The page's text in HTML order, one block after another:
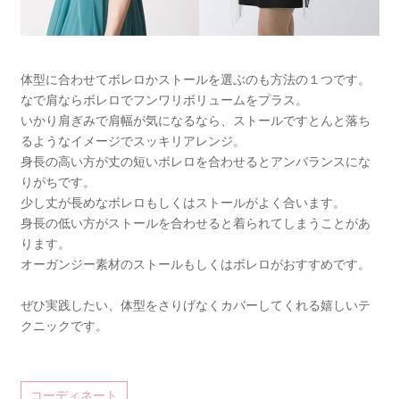
体型に合わせてボレロかストールを選ぶのも方法の１つです。
なで肩ならボレロでフンワリボリュームをプラス。
いかり肩ぎみで肩幅が気になるなら、ストールですとんと落ち
るようなイメージでスッキリアレンジ。
身長の高い方が丈の短いボレロを合わせるとアンバランスにな
りがちです。
少し丈が長めなボレロもしくはストールがよく合います。
身長の低い方がストールを合わせると着られてしまうことがあ
ります。
オーガンジー素材のストールもしくはボレロがおすすめです。
ぜひ実践したい、体型をさりげなくカバーしてくれる嬉しいテ
クニックです。
コーディネート